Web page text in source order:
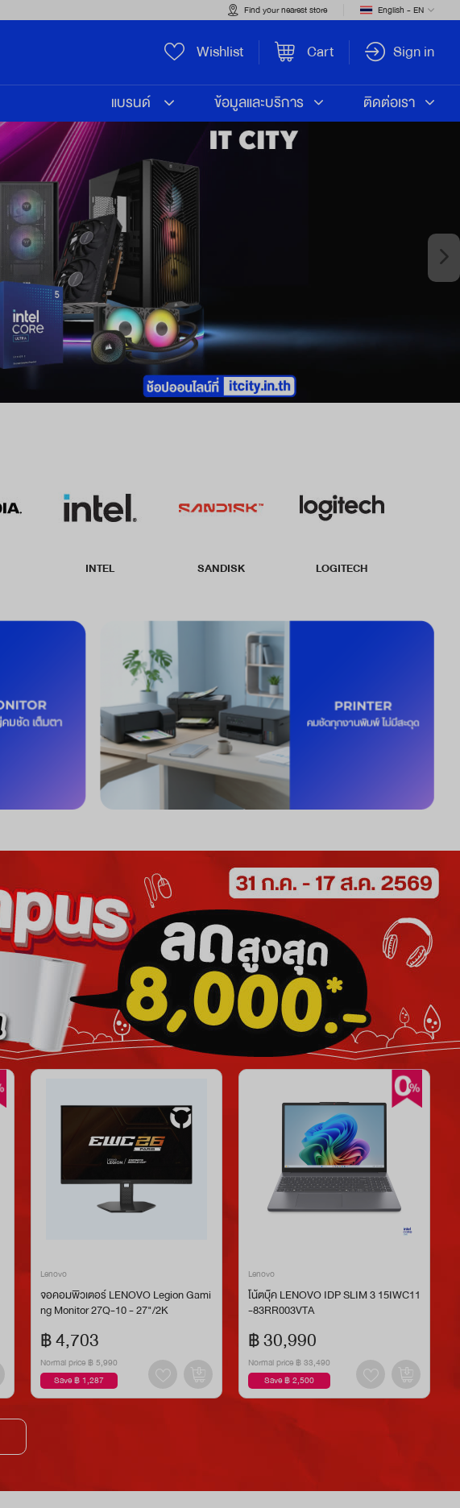
Find your nearest store English - EN
Wishlist Cart Sign in
แบรนด์ ข้อมูลและบริการ ติดต่อเรา
INTEL SANDISK LOGITECH
Lenovo
จอคอมพิวเตอร์ LENOVO Legion Gami
ng Monitor 27Q-10 - 27"/2K
฿ 4,703
Normal price ฿ 5,990
Save ฿ 1,287
Lenovo
โน้ตบุ๊ค LENOVO IDP SLIM 3 15IWC11
-83RR003VTA
฿ 30,990
Normal price ฿ 33,490
Save ฿ 2,500